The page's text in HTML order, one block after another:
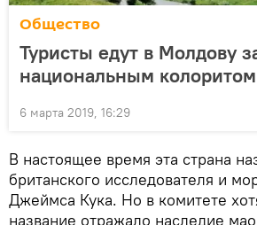
Общество
Туристы едут в Молдову
национальным колоритом
6 марта 2019, 16:29
В настоящее время эта страна
британского исследователя и
Джеймса Кука. Но в комитете
название отражало наследие